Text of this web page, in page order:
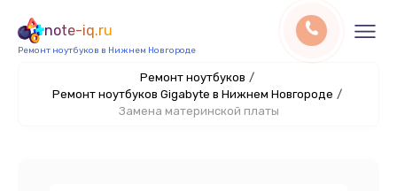
note-iq.ru
Ремонт ноутбуков в Нижнем Новгороде
Ремонт ноутбуков /
Ремонт ноутбуков Gigabyte в Нижнем Новгороде /
Замена материнской платы